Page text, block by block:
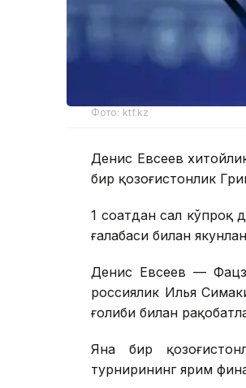
Фото: ktf.kz
Денис Евсеев
бир қозоғистонлик
1 соатдан сал кўпроқ
ғалабаси билан
Денис Евсеев —
россиялик Илья
ғолиби билан
Яна бир
турнирининг ярим